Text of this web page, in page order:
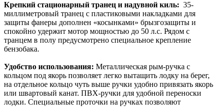
Крепкий стационарный транец и надувной киль: 35-
миллиметровый транец с пластиковыми накладками для
защиты фанеры дополнен «косынками» брызгозащиты и
спокойно удержит мотор мощностью до 50 л.с. Рядом с
транцем в полу предусмотрено специальное крепление
бензобака.
Удобство использования: Металлическая рым-ручка с
кольцом под якорь позволяет легко вытащить лодку на берег,
на отдельное кольцо чуть выше ручки удобно привязать якорь
или швартовый канат. ПВХ-ручки для удобной переноски
лодки. Специальные проточки на ручках позволяют